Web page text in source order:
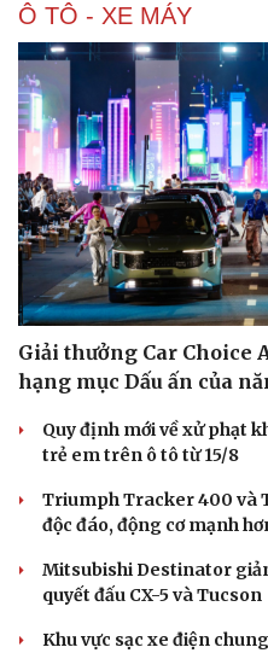
Du lịch
Tư vấn
Săn Tour
check-in
Ô TÔ - XE MÁY
Giải thưởng Car Choice
hạng mục Dấu ấn của
Quy định mới về xử phạt
trẻ em trên ô tô từ 15/8
Triumph Tracker 400 và
độc đáo, động cơ mạnh
Mitsubishi Destinator
quyết đấu CX-5 và Tucson
Khu vực sạc xe điện